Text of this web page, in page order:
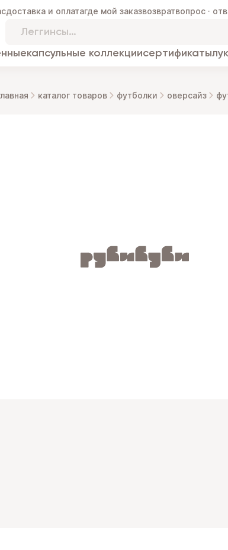
доставка и оплатагде мой заказвозвратвопрос ·
капсульные коллекциисертификаты
каталог товаров футболки оверсайз